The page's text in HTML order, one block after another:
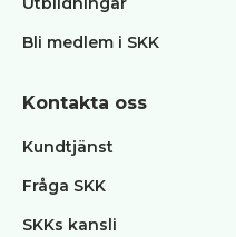
Bli medlem i SKK
Kontakta oss
Kundtjänst
Fråga SKK
SKKs kansli